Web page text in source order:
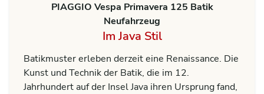
PIAGGIO Vespa Primavera 125 Batik
Neufahrzeug
Im Java Stil
Batikmuster erleben derzeit eine Renaissance. Die
Kunst und Technik der Batik, die im 12.
Jahrhundert auf der Insel Java ihren Ursprung fand,